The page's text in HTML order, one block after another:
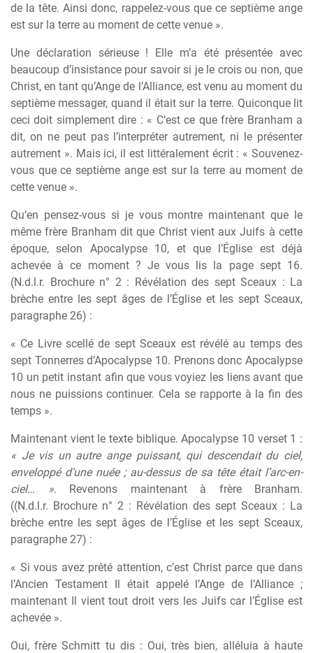
de la tête. Ainsi donc, rappelez-vous que ce septième ange
est sur la terre au moment de cette venue ».
Une déclaration sérieuse ! Elle m’a été présentée avec
beaucoup d’insistance pour savoir si je le crois ou non, que
Christ, en tant qu’Ange de l’Alliance, est venu au moment du
septième messager, quand il était sur la terre. Quiconque lit
ceci doit simplement dire : « C’est ce que frère Branham a
dit, on ne peut pas l’interpréter autrement, ni le présenter
autrement ». Mais ici, il est littéralement écrit : « Souvenez-
vous que ce septième ange est sur la terre au moment de
cette venue ».
Qu’en pensez-vous si je vous montre maintenant que le
même frère Branham dit que Christ vient aux Juifs à cette
époque, selon Apocalypse 10, et que l’Église est déjà
achevée à ce moment ? Je vous lis la page sept 16.
(N.d.l.r. Brochure n° 2 : Révélation des sept Sceaux : La
brèche entre les sept âges de l’Église et les sept Sceaux,
paragraphe 26) :
« Ce Livre scellé de sept Sceaux est révélé au temps des
sept Tonnerres d’Apocalypse 10. Prenons donc Apocalypse
10 un petit instant afin que vous voyiez les liens avant que
nous ne puissions continuer. Cela se rapporte à la fin des
temps ».
Maintenant vient le texte biblique. Apocalypse 10 verset 1 :
« Je vis un autre ange puissant, qui descendait du ciel,
enveloppé d’une nuée ; au-dessus de sa tête était l’arc-en-
ciel… ». Revenons maintenant à frère Branham.
((N.d.l.r. Brochure n° 2 : Révélation des sept Sceaux : La
brèche entre les sept âges de l’Église et les sept Sceaux,
paragraphe 27) :
« Si vous avez prêté attention, c’est Christ parce que dans
l’Ancien Testament Il était appelé l’Ange de l’Alliance ;
maintenant Il vient tout droit vers les Juifs car l’Église est
achevée ».
Oui, frère Schmitt tu dis : Oui, très bien, alléluia à haute